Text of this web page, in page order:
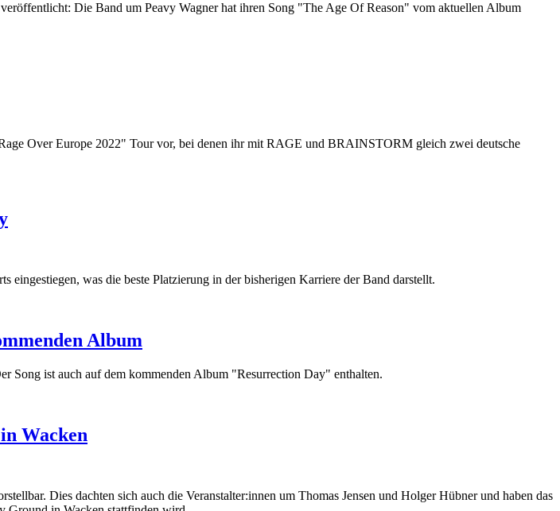
Die Band um Peavy Wagner hat ihren Song "The Age Of Reason" vom aktuellen Album
Over Europe 2022" Tour vor, bei denen ihr mit RAGE und BRAINSTORM gleich zwei deutsche
was die beste Platzierung in der bisherigen Karriere der Band darstellt.
Album
ist auch auf dem kommenden Album "Resurrection Day" enthalten.
Wacken
Dies dachten sich auch die Veranstalter:innen um Thomas Jensen und Holger Hübner und haben das